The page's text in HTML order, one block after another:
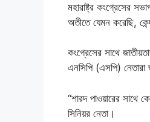
মহারাষ্ট্র কংগ্রেসের
অতীতে যেমন করেছি,
কংগ্রেসের সাথে
এনসিপি (এসপি) নেতারা
“শারদ পাওয়ারের সাথে
সিনিয়র নেতা।